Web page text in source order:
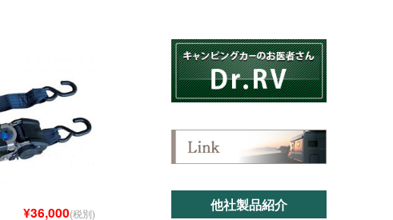
¥36,000(税別)
他社製品紹介